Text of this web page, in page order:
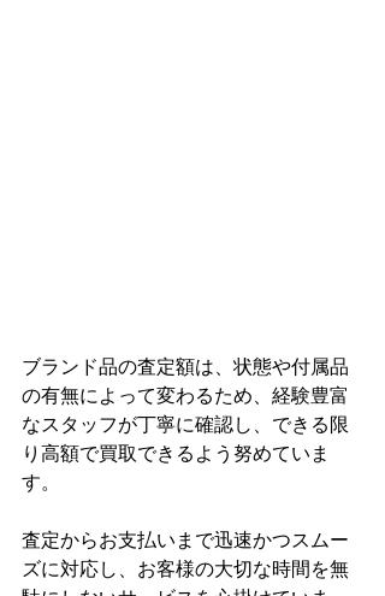
ブランド品の査定額は、状態や付属品
の有無によって変わるため、経験豊富
なスタッフが丁寧に確認し、できる限
り高額で買取できるよう努めていま
す。
査定からお支払いまで迅速かつスムー
ズに対応し、お客様の大切な時間を無